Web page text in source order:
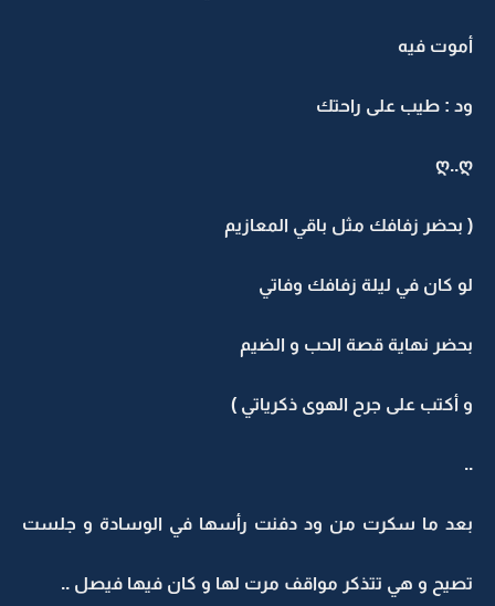
أموت فيه
ود : طيب على راحتك
ღ..ღ
( بحضر زفافك مثل باقي المعازيم
لو كان في ليلة زفافك وفاتي
بحضر نهاية قصة الحب و الضيم
و أكتب على جرح الهوى ذكرياتي )
..
بعد ما سكرت من ود دفنت رأسها في الوسادة و جلست
تصيح و هي تتذكر مواقف مرت لها و كان فيها فيصل ..